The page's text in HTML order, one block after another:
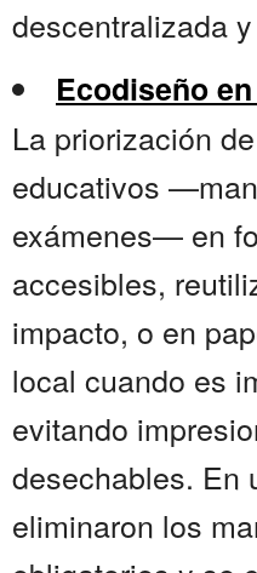
descentralizada
Ecodiseño
La priorización
educativos
exámenes— en
accesibles,
impacto, o en
local cuando es
evitando
desechables. En
eliminaron los